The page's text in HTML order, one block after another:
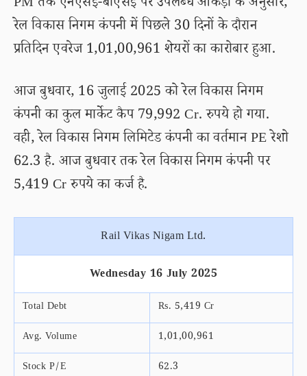
रेल विकास निगम कंपनी में पिछले 30 दिनों के दौरान
प्रतिदिन एवरेज 1,01,00,961 शेयरों का कारोबार हुआ.
आज बुधवार, 16 जुलाई 2025 को रेल विकास निगम
कंपनी का कुल मार्केट कैप 79,992 Cr. रुपये हो गया.
वही, रेल विकास निगम लिमिटेड कंपनी का वर्तमान PE रेशो
62.3 है. आज बुधवार तक रेल विकास निगम कंपनी पर
5,419 Cr रुपये का कर्ज है.
Rail Vikas Nigam Ltd.
Wednesday 16 July 2025
Total Debt
Rs. 5,419 Cr
Avg. Volume
1,01,00,961
Stock P/E
62.3